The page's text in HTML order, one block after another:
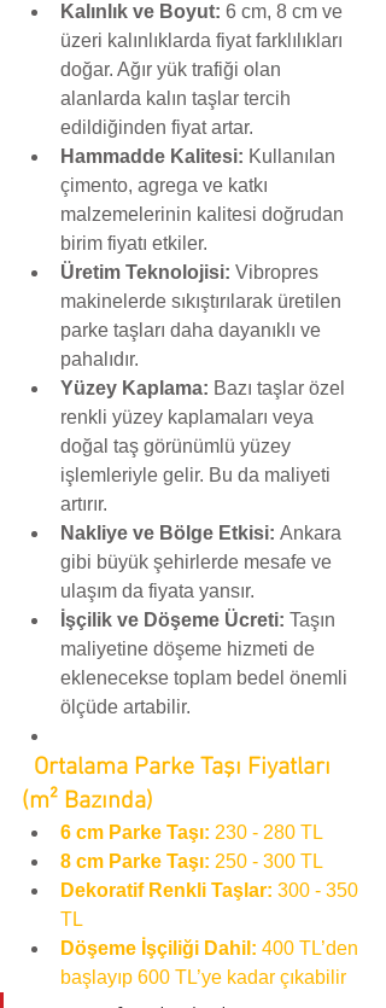
Kalınlık ve Boyut: 6 cm, 8 cm ve
üzeri kalınlıklarda fiyat farklılıkları
doğar. Ağır yük trafiği olan
alanlarda kalın taşlar tercih
edildiğinden fiyat artar.
Hammadde Kalitesi: Kullanılan
çimento, agrega ve katkı
malzemelerinin kalitesi doğrudan
birim fiyatı etkiler.
Üretim Teknolojisi: Vibropres
makinelerde sıkıştırılarak üretilen
parke taşları daha dayanıklı ve
pahalıdır.
Yüzey Kaplama: Bazı taşlar özel
renkli yüzey kaplamaları veya
doğal taş görünümlü yüzey
işlemleriyle gelir. Bu da maliyeti
artırır.
Nakliye ve Bölge Etkisi: Ankara
gibi büyük şehirlerde mesafe ve
ulaşım da fiyata yansır.
İşçilik ve Döşeme Ücreti: Taşın
maliyetine döşeme hizmeti de
eklenecekse toplam bedel önemli
ölçüde artabilir.
Ortalama Parke Taşı Fiyatları
(m² Bazında)
6 cm Parke Taşı: 230 - 280 TL
8 cm Parke Taşı: 250 - 300 TL
Dekoratif Renkli Taşlar: 300 - 350
TL
Döşeme İşçiliği Dahil: 400 TL’den
başlayıp 600 TL’ye kadar çıkabilir